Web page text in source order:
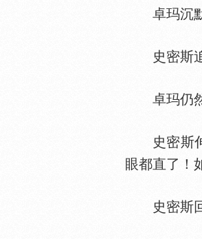
卓玛沉默
史密斯追
卓玛仍然
史密斯伸
眼都直了！
史密斯回